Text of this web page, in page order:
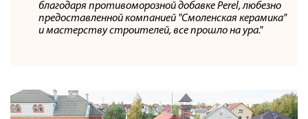
благодаря противоморозной добавке Perel, любезно
предоставленной компанией "Смоленская керамика"
и мастерству строителей, все прошло на ура."